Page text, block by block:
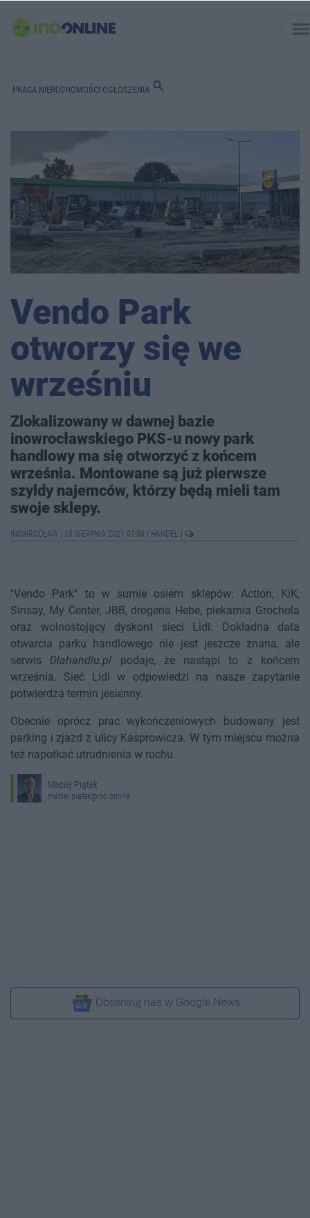
PRACA NIERUCHOMOŚCI OGŁOSZENIA search
Vendo Park
otworzy się we
wrześniu
Zlokalizowany w dawnej bazie
inowrocławskiego PKS-u nowy park
handlowy ma się otworzyć z końcem
września. Montowane są już pierwsze
szyldy najemców, którzy będą mieli tam
swoje sklepy.
INOWROCŁAW 25 SIERPNIA 2021 07:00 HANDEL
"Vendo Park" to w sumie osiem sklepów: Action, KiK,
Sinsay, My Center, JBB, drogeria Hebe, piekarnia Grochola
oraz wolnostojący dyskont sieci Lidl. Dokładna data
otwarcia parku handlowego nie jest jeszcze znana, ale
serwisDlahandlu.pl podaje, że nastąpi to z końcem
września. Sieć Lidl w odpowiedzi na nasze zapytanie
potwierdza termin jesienny.
Obecnie oprócz prac wykończeniowych budowany jest
parking i zjazd z ulicy Kasprowicza. W tym miejscu można
też napotkać utrudnienia w ruchu.
Maciej Piątek
maciej.piatek@ino.online
Obserwuj nas w Google News